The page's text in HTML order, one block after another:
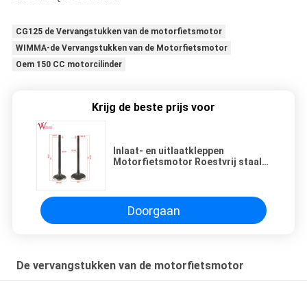
CG125 de Vervangstukken van de motorfietsmotor
WIMMA-de Vervangstukken van de Motorfietsmotor
Oem 150 CC motorcilinder
Krijg de beste prijs voor
Inlaat- en uitlaatkleppen
Motorfietsmotor Roestvrij staal
Doorgaan
De vervangstukken van de motorfietsmotor